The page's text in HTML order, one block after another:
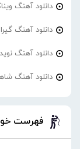
دانلود آهنگ
دانلود آهنگ
دانلود آهنگ
دانلود آهنگ
فهرست